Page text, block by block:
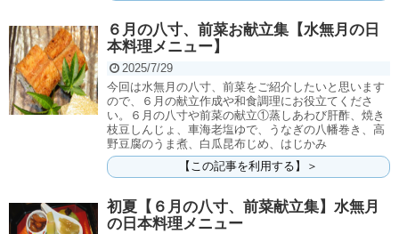
６月の八寸、前菜お献立集【水無月の日
本料理メニュー】
2025/7/29
今回は水無月の八寸、前菜をご紹介したいと思います
ので、６月の献立作成や和食調理にお役立てくださ
い。６月の八寸や前菜の献立①蒸しあわび肝酢、焼き
枝豆しんじょ、車海老塩ゆで、うなぎの八幡巻き、高
野豆腐のうま煮、白瓜昆布じめ、はじかみ
【この記事を利用する】＞
初夏【６月の八寸、前菜献立集】水無月
の日本料理メニュー